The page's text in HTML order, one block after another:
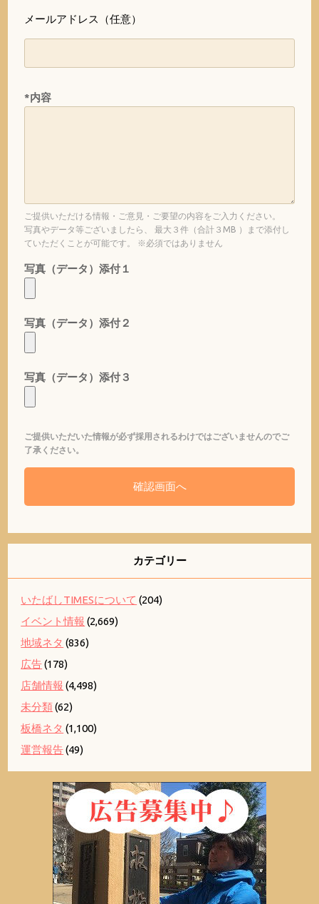
メールアドレス（任意）
*内容
ご提供いただける情報・ご意見・ご要望の内容をご入力ください。
写真やデータ等ございましたら、 最大３件（合計３MB ）まで添付し
ていただくことが可能です。 ※必須ではありません
写真（データ）添付１
写真（データ）添付２
写真（データ）添付３
ご提供いただいた情報が必ず採用されるわけではございませんのでご
了承ください。
カテゴリー
いたばしTIMESについて (204)
イベント情報 (2,669)
地域ネタ (836)
広告(178)
店舗情報 (4,498)
未分類(62)
板橋ネタ (1,100)
運営報告(49)